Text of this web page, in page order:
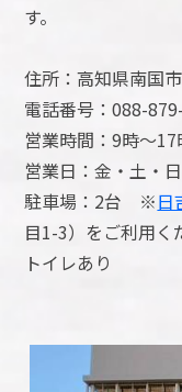
す。
住所：高知県南国
電話番号：088-
営業時間：9時～17
営業日：金・土・
駐車場：2台 ※日
目1-3）をご利用く
トイレあり